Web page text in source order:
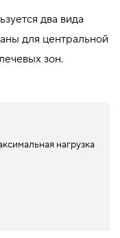
два вида
для центральной
зон.
нагрузка